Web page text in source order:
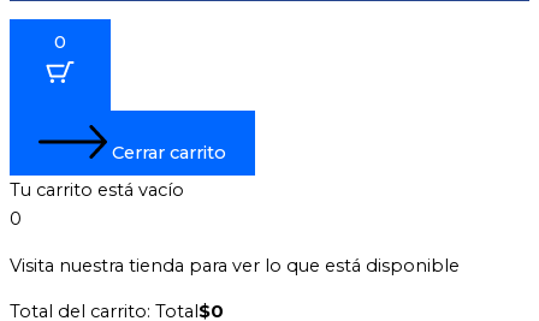
0
Cerrar carrito
Tu carrito está vacío
0
Visita nuestra tienda para ver lo que está disponible
Total del carrito: Total$0